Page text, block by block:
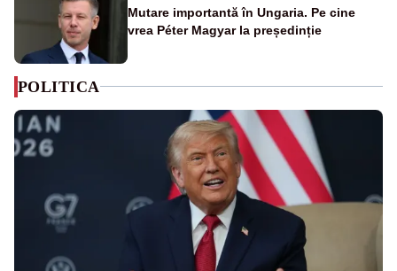
Mutare importantă în Ungaria. Pe cine
vrea Péter Magyar la președinție
POLITICA